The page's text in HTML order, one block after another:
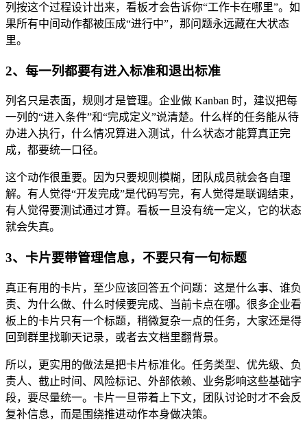
列按这个过程设计出来，看板才会告诉你“工作卡在哪里”。如
果所有中间动作都被压成“进行中”，那问题永远藏在大状态
里。
2、每一列都要有进入标准和退出标准
列名只是表面，规则才是管理。企业做 Kanban 时，建议把每
一列的“进入条件”和“完成定义”说清楚。什么样的任务能从待
办进入执行，什么情况算进入测试，什么状态才能算真正完
成，都要统一口径。
这个动作很重要。因为只要规则模糊，团队成员就会各自理
解。有人觉得“开发完成”是代码写完，有人觉得是联调结束，
有人觉得要测试通过才算。看板一旦没有统一定义，它的状态
就会失真。
3、卡片要带管理信息，不要只有一句标题
真正有用的卡片，至少应该回答五个问题：这是什么事、谁负
责、为什么做、什么时候要完成、当前卡点在哪。很多企业看
板上的卡片只有一个标题，稍微复杂一点的任务，大家还是得
回到群里找聊天记录，或者去文档里翻背景。
所以，更实用的做法是把卡片标准化。任务类型、优先级、负
责人、截止时间、风险标记、外部依赖、业务影响这些基础字
段，要尽量统一。卡片一旦带着上下文，团队讨论时才不会反
复补信息，而是围绕推进动作本身做决策。